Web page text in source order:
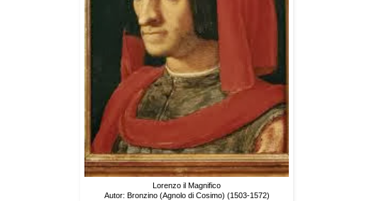
Lorenzo il Magnifico
Autor: Bronzino (Agnolo di Cosimo) (1503-1572)